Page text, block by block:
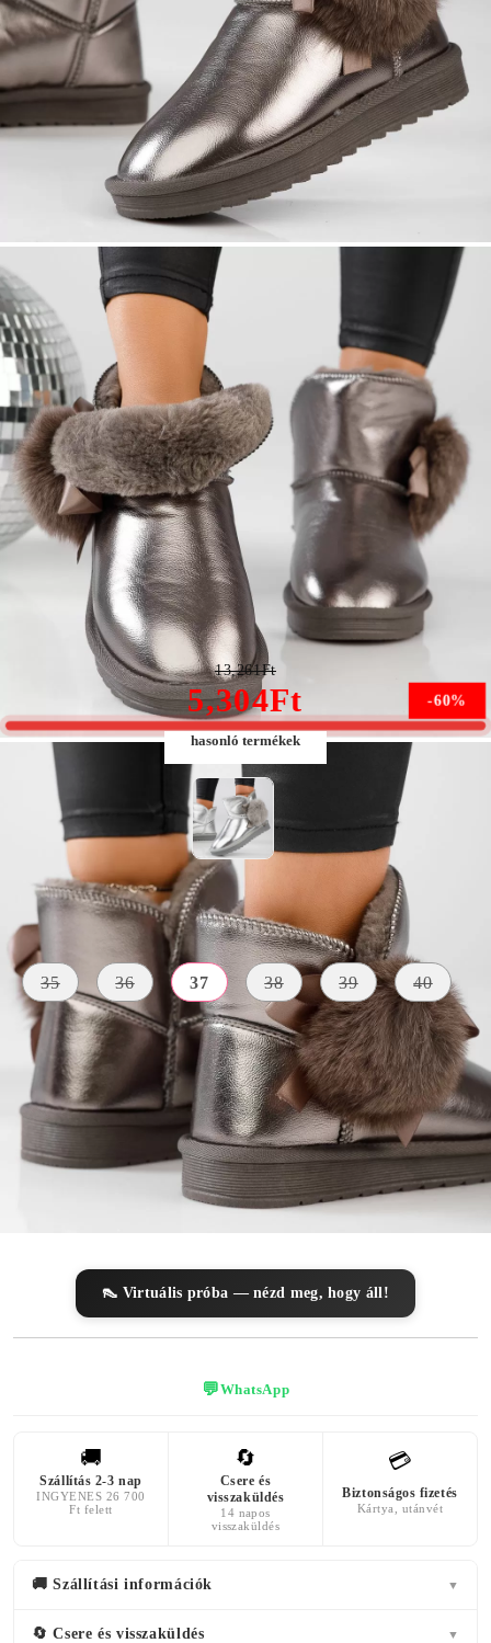
Molly Női Szürke Rövid Csizma #13161
-60%
5,304Ft
13,261Ft
hasonló termékek
Méret: Méret útmutató
35 36 37 38 39 40
SZÍN
szürke
KÜLSŐ
ANYAG
Lakkozott
Bőr
BELSŐ ANYAG
szőrme
MAGASSÁGA
👠 Virtuális próba — nézd meg, hogy áll!
💬WhatsApp
🚚
Szállítás 2-3 nap
INGYENES 26 700
Ft felett
🔄
Csere és
visszaküldés
14 napos
visszaküldés
💳
Biztonságos fizetés
Kártya, utánvét
🚚 Szállítási információk ▼
🔄 Csere és visszaküldés ▼